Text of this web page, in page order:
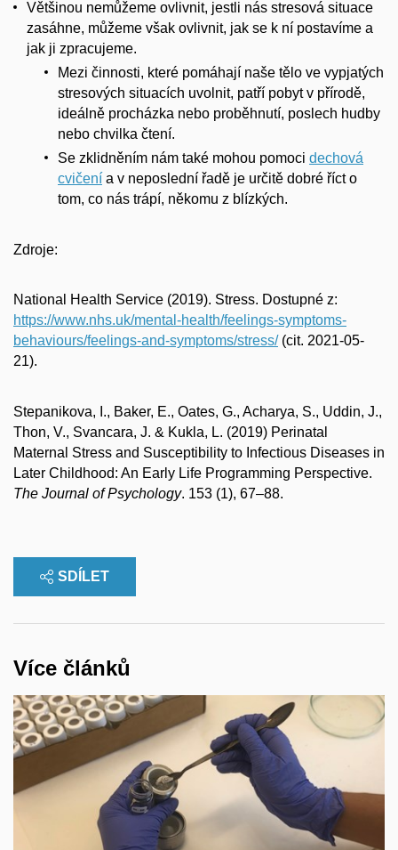
Většinou nemůžeme ovlivnit, jestli nás stresová situace
zasáhne, můžeme však ovlivnit, jak se k ní postavíme a
jak ji zpracujeme.
Mezi činnosti, které pomáhají naše tělo ve vypjatých
stresových situacích uvolnit, patří pobyt v přírodě,
ideálně procházka nebo proběhnutí, poslech hudby
nebo chvilka čtení.
Se zklidněním nám také mohou pomoci dechová
cvičení a v neposlední řadě je určitě dobré říct o
tom, co nás trápí, někomu z blízkých.
Zdroje:
National Health Service (2019). Stress. Dostupné z:
https://www.nhs.uk/mental-health/feelings-symptoms-
behaviours/feelings-and-symptoms/stress/(cit. 2021-05-
21).
Stepanikova, I., Baker, E., Oates, G., Acharya, S., Uddin, J.,
Thon, V., Svancara, J. & Kukla, L. (2019) Perinatal
Maternal Stress and Susceptibility to Infectious Diseases in
Later Childhood: An Early Life Programming Perspective.
The Journal of Psychology. 153 (1), 67–88.
SDÍLET
Více článků